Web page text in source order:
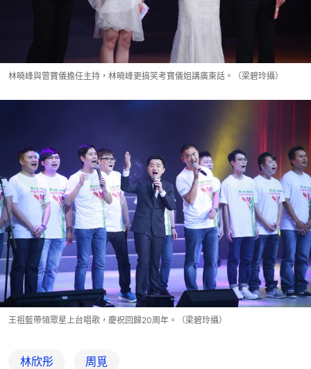
林曉峰與曾寶儀擔任主持，林曉峰更搞笑考寶儀姐講廣東話。（梁碧玲攝）
王祖藍帶領眾星上台唱歌，慶祝回歸20周年。（梁碧玲攝）
林欣彤 周覓